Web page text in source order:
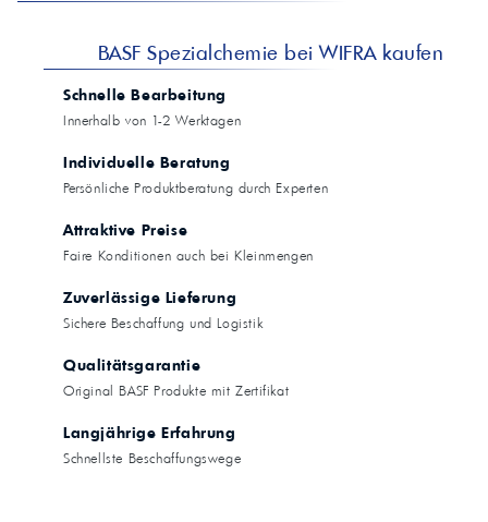
BASF Spezialchemie bei WIFRA kaufen
Schnelle Bearbeitung
Innerhalb von 1-2 Werktagen
Individuelle Beratung
Persönliche Produktberatung durch Experten
Attraktive Preise
Faire Konditionen auch bei Kleinmengen
Zuverlässige Lieferung
Sichere Beschaffung und Logistik
Qualitätsgarantie
Original BASF Produkte mit Zertifikat
Langjährige Erfahrung
Schnellste Beschaffungswege